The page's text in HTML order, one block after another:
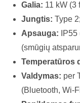
Galia: 11 kW (3
Jungtis: Type 2;
Apsauga:
(smūgių
Temperatūros
Valdymas: per
(Bluetooth, Wi-